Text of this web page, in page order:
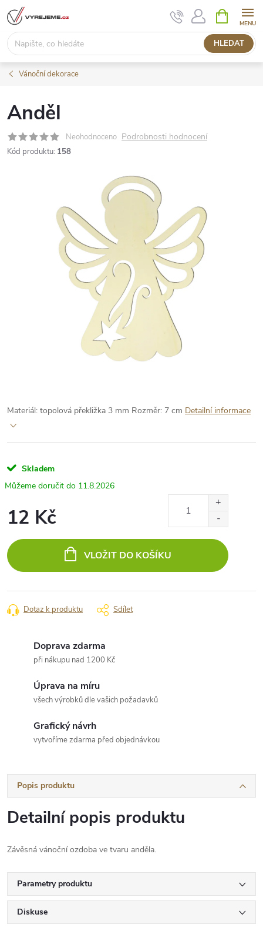
Přejít
na
obsah
HLEDAT
NÁKUPNÍ
KOŠÍK
Vánoční dekorace
Anděl
Neohodnoceno Podrobnosti hodnocení
Kód produktu: 158
Materiál: topolová překližka 3 mm Rozměr: 7 cm Detailní informace
Skladem
11.8.2026
12 Kč
cena:
VLOŽIT DO KOŠÍKU
Dotaz k produktu Sdílet
Doprava zdarma
při nákupu nad 1200 Kč
Úprava na míru
všech výrobků dle vašich požadavků
Grafický návrh
vytvoříme zdarma před objednávkou
Popis produktu
Detailní popis produktu
Závěsná vánoční ozdoba ve tvaru anděla.
Parametry produktu
Diskuse